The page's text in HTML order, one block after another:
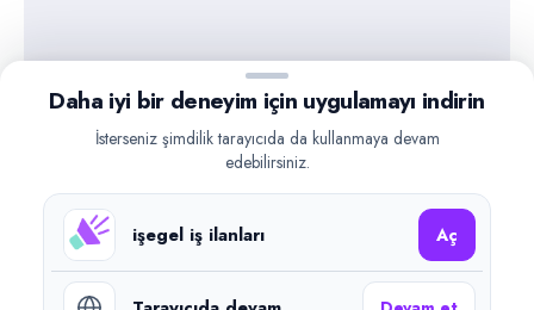
Daha iyi bir deneyim için uygulamayı indirin
İsterseniz şimdilik tarayıcıda da kullanmaya devam
edebilirsiniz.
işegel iş ilanları Aç